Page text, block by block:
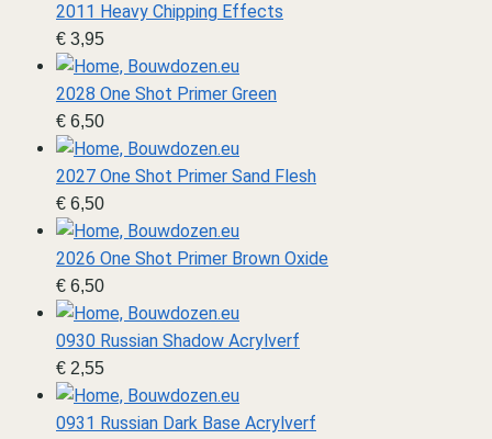
2011 Heavy Chipping Effects
€ 3,95
2028 One Shot Primer Green
€ 6,50
2027 One Shot Primer Sand Flesh
€ 6,50
2026 One Shot Primer Brown Oxide
€ 6,50
0930 Russian Shadow Acrylverf
€ 2,55
0931 Russian Dark Base Acrylverf